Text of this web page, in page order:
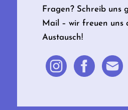
Fragen? Schreib uns
Mail – wir freuen uns
Austausch!